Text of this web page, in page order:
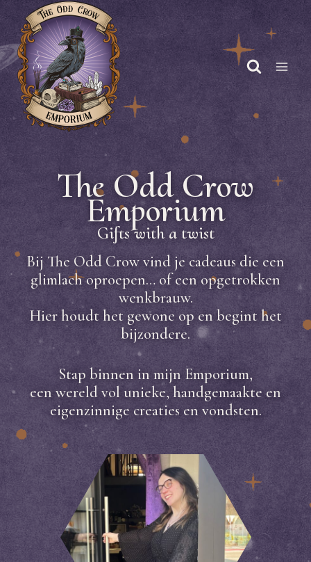
Doorgaan
naar
inhoud
The Odd Crow
Emporium
Gifts with a twist
Bij The Odd Crow vind je cadeaus die een
glimlach oproepen… of een opgetrokken
wenkbrauw.
Hier houdt het gewone op en begint het
bijzondere.
Stap binnen in mijn Emporium,
een wereld vol unieke, handgemaakte en
eigenzinnige creaties en vondsten.